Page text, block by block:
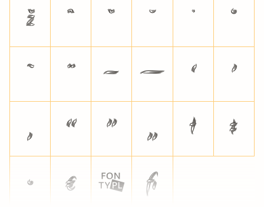
ž
ˆ ˇ ˘ ˙
˚
˜
˝ – — ‘
’
‚
“ ” „ †
‡
•
€ ™ ﬁ